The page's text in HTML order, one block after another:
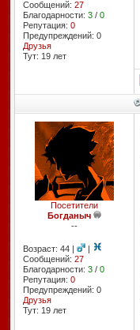
Сообщений: 27
Благодарности: 3/ 0
Репутация: 0
Предупреждений: 0
Друзья
Тут: 19 лет
Посетители
Богданыч
--
Возраст: 44 |
|
Сообщений: 27
Благодарности: 3/ 0
Репутация: 0
Предупреждений: 0
Друзья
Тут: 19 лет